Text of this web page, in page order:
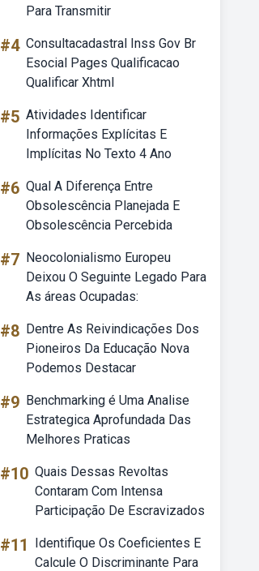
Para Transmitir
#4 Consultacadastral Inss Gov Br
Esocial Pages Qualificacao
Qualificar Xhtml
#5 Atividades Identificar
Informações Explícitas E
Implícitas No Texto 4 Ano
#6 Qual A Diferença Entre
Obsolescência Planejada E
Obsolescência Percebida
#7 Neocolonialismo Europeu
Deixou O Seguinte Legado Para
As áreas Ocupadas:
#8 Dentre As Reivindicações Dos
Pioneiros Da Educação Nova
Podemos Destacar
#9 Benchmarking é Uma Analise
Estrategica Aprofundada Das
Melhores Praticas
#10 Quais Dessas Revoltas
Contaram Com Intensa
Participação De Escravizados
#11
Identifique Os Coeficientes E
Calcule O Discriminante Para